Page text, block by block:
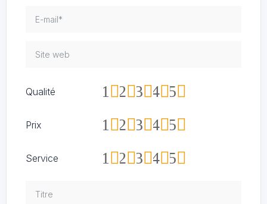
Qualité 5
4
3
2
1
Prix 5
4
3
2
1
Service 5
4
3
2
1